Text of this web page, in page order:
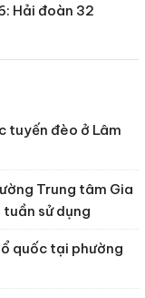
Hải đoàn 32
tuyến đèo ở Lâm
Trung tâm Gia
sử dụng
quốc tại phường